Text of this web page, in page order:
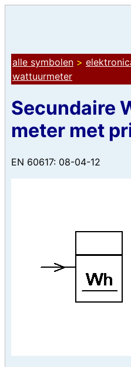
alle symbolen >
wattuurmeter
Secundaire
meter met
EN 60617: 08-04-12